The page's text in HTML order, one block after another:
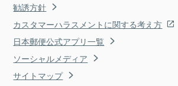
勧誘方針
カスタマーハラスメントに関する考え方
日本郵便公式アプリ一覧
ソーシャルメディア
サイトマップ